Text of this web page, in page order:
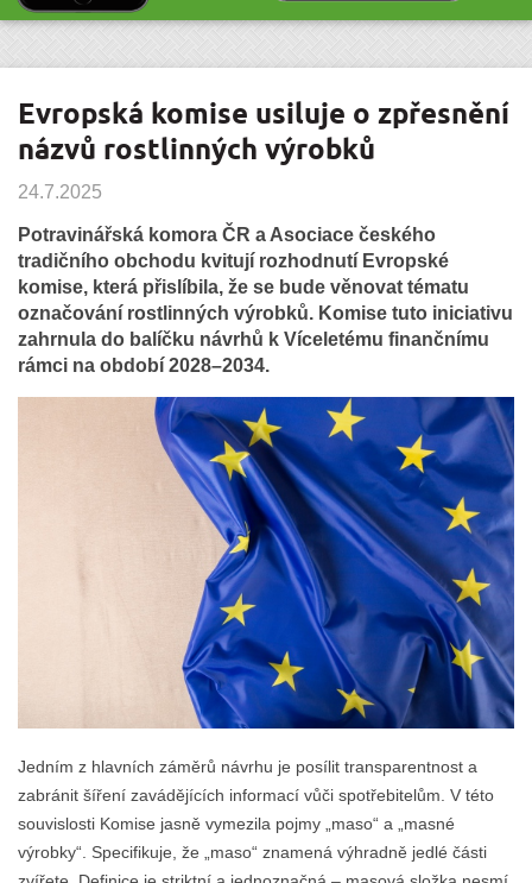
Evropská komise usiluje o zpřesnění
názvů rostlinných výrobků
24.7.2025
Potravinářská komora ČR a Asociace českého
tradičního obchodu kvitují rozhodnutí Evropské
komise, která přislíbila, že se bude věnovat tématu
označování rostlinných výrobků. Komise tuto iniciativu
zahrnula do balíčku návrhů k Víceletému finančnímu
rámci na období 2028–2034.
Jedním z hlavních záměrů návrhu je posílit transparentnost a
zabránit šíření zavádějících informací vůči spotřebitelům. V této
souvislosti Komise jasně vymezila pojmy „maso“ a „masné
výrobky“. Specifikuje, že „maso“ znamená výhradně jedlé části